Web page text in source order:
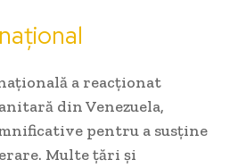
a reacționat
din Venezuela,
pentru a susține
Multe țări și